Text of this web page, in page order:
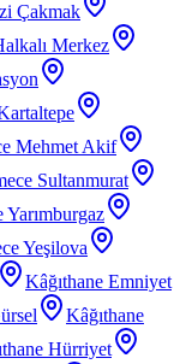
Çakmak
Merkez
Mehmet Akif
Sultanmurat
Yeşilova
Kâğıthane Emniyet
Kâğıthane
Hürriyet